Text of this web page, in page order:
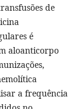
de
é
aloanticorpo
a frequência